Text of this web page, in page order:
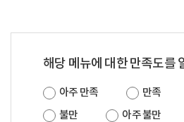
해당 메뉴에 대한 만족도를
아주 만족 만족
불만
아주 불만